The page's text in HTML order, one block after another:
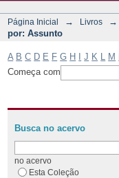
Página Inicial → Livros →
por: Assunto
A B C D E F G H J K M
Começa com
Busca no acervo
no acervo
Esta Coleção